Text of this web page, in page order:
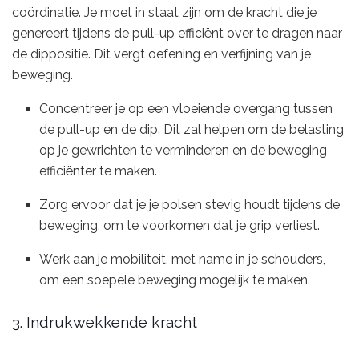
coördinatie. Je moet in staat zijn om de kracht die je
genereert tijdens de pull-up efficiënt over te dragen naar
de dippositie. Dit vergt oefening en verfijning van je
beweging.
Concentreer je op een vloeiende overgang tussen
de pull-up en de dip. Dit zal helpen om de belasting
op je gewrichten te verminderen en de beweging
efficiënter te maken.
Zorg ervoor dat je je polsen stevig houdt tijdens de
beweging, om te voorkomen dat je grip verliest.
Werk aan je mobiliteit, met name in je schouders,
om een soepele beweging mogelijk te maken.
3. Indrukwekkende kracht